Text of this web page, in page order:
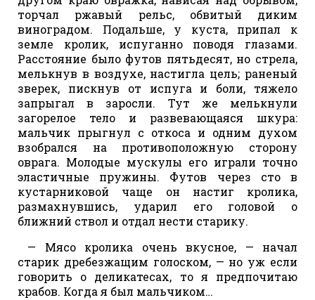
торчал ржавый рельс, обвитый диким
виноградом. Подальше, у куста, припал к
земле кролик, испуганно поводя глазами.
Расстояние было футов пятьдесят, но стрела,
мелькнув в воздухе, настигла цель; раненый
зверек, пискнув от испуга и боли, тяжело
запрыгал в заросли. Тут же мелькнули
загорелое тело и развевающаяся шкура:
мальчик прыгнул с откоса и одним духом
взобрался на противоположную сторону
оврага. Молодые мускулы его играли точно
эластичные пружины. Футов через сто в
кустарниковой чаще он настиг кролика,
размахнувшись, ударил его головой о
ближний ствол и отдал нести старику.
— Мясо кролика очень вкусное, — начал
старик дребезжащим голоском, — но уж если
говорить о деликатесах, то я предпочитаю
крабов. Когда я был мальчиком…